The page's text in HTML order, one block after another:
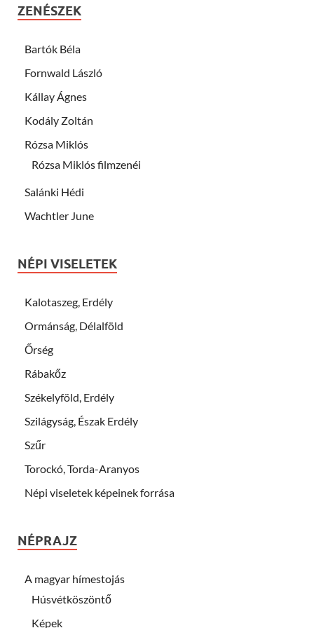
ZENÉSZEK
Bartók Béla
Fornwald László
Kállay Ágnes
Kodály Zoltán
Rózsa Miklós
Rózsa Miklós filmzenéi
Salánki Hédi
Wachtler June
NÉPI VISELETEK
Kalotaszeg, Erdély
Ormánság, Délalföld
Őrség
Rábakőz
Székelyföld, Erdély
Szilágyság, Észak Erdély
Szűr
Torockó, Torda-Aranyos
Népi viseletek képeinek forrása
NÉPRAJZ
A magyar hímestojás
Húsvétköszöntő
Képek